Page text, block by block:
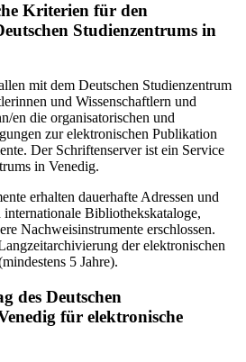
Kriterien für den
Studienzentrums in
mit dem Deutschen Studienzentrum
und Wissenschaftlern und
en die organisatorischen und
zur elektronischen Publikation
Der Schriftenserver ist ein Service
in Venedig.
erhalten dauerhafte Adressen und
Bibliothekskataloge,
Nachweisinstrumente erschlossen.
der elektronischen
5 Jahre).
des Deutschen
für elektronische